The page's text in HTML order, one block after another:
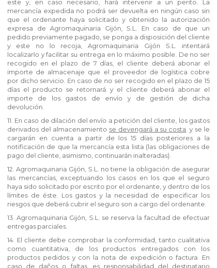
este y, en caso necesario, hará intervenir a un perito. La
mercancía expedida no podrá ser devuelta en ningún caso sin
que el ordenante haya solicitado y obtenido la autorización
expresa de Agromaquinaria Gijón, S.L. En caso de que un
pedido previamente pagado, se ponga a disposición del cliente
y este no lo recoja, Agromaquinaria Gijón S.L. intentará
localizarlo y facilitar su entrega en lo máximo posible. De no ser
recogido en el plazo de 7 días, el cliente deberá abonar el
importe de almacenaje que el proveedor de logística cobre
por dicho servicio. En caso de no ser recogido en el plazo de 15
días el producto se retornará y el cliente deberá abonar el
importe de los gastos de envío y de gestión de dicha
devolución.
11. En caso de dilación del envío a petición del cliente, los gastos
derivados del almacenamiento se devengará a su costa . y se le
cargarán en cuenta a partir de los 15 días posteriores a la
notificación de que la mercancía esta lista (las obligaciones de
pago del cliente, asimismo, continuarán inalteradas).
12. Agromaquinaria Gijón, S.L. no tiene la obligación de asegurar
las mercancías, exceptuando los casos en los que el seguro
haya sido solicitado por escrito por el ordenante, y dentro de los
límites de éste. Los gastos y la necesidad de especificar los
riesgos que deberá cubrir el seguro son a cargo del ordenante.
13. Agromaquinaria Gijón, S.L. se reserva la facultad de efectuar
entregas parciales.
14. El cliente debe comprobar la conformidad, tanto cualitativa
como cuantitativa, de los productos entregados con los
productos pedidos ycon la nota de expedición o factura. En
caso de daños o faltas, es responsabilidad del destinatario